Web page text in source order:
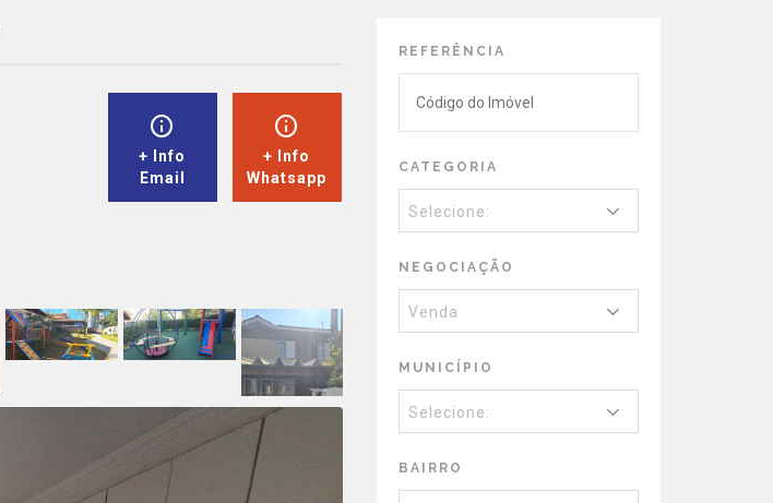
+ Info
Email
+ Info
Whatsapp
REFERÊNCIA
CATEGORIA
Selecione:
NEGOCIAÇÃO
Venda
MUNICÍPIO
Selecione:
BAIRRO